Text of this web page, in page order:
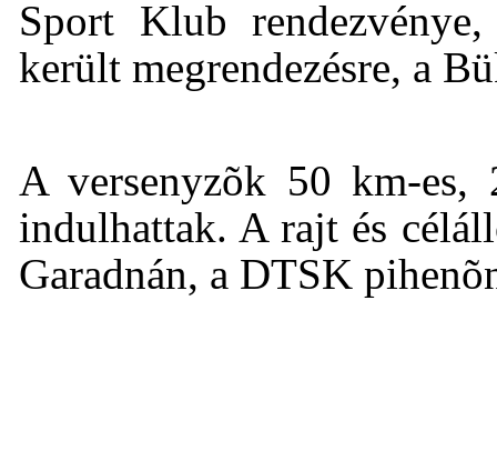
Sport Klub
került megrendezésre, a
A versenyzõk 50 km-es,
indulhattak. A rajt és
Garadnán, a DTSK